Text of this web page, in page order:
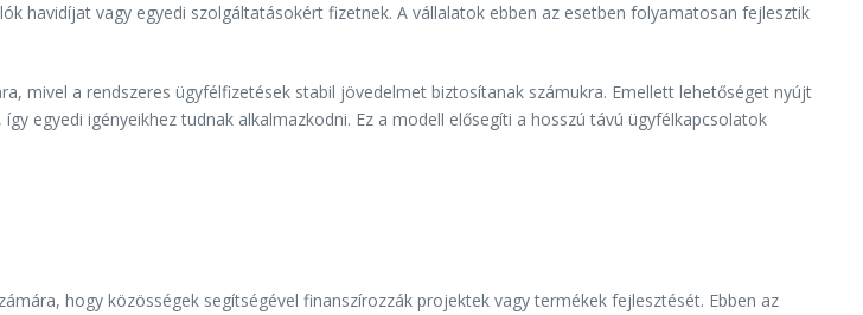
havidíjat vagy egyedi szolgáltatásokért fizetnek. A vállalatok ebben az esetben folyamatosan fejlesztik
mivel a rendszeres ügyfélfizetések stabil jövedelmet biztosítanak számukra. Emellett lehetőséget nyújt
egyedi igényeikhez tudnak alkalmazkodni. Ez a modell elősegíti a hosszú távú ügyfélkapcsolatok
hogy közösségek segítségével finanszírozzák projektek vagy termékek fejlesztését. Ebben az